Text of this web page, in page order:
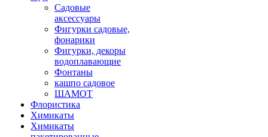
Садовые
аксессуары
Фигурки садовые,
фонарики
Фигурки, декоры
водоплавающие
Фонтаны
кашпо садовое
ШАМОТ
Флористика
Химикаты
Химикаты